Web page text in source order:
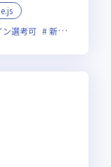
ン選考可 新技術に積極的